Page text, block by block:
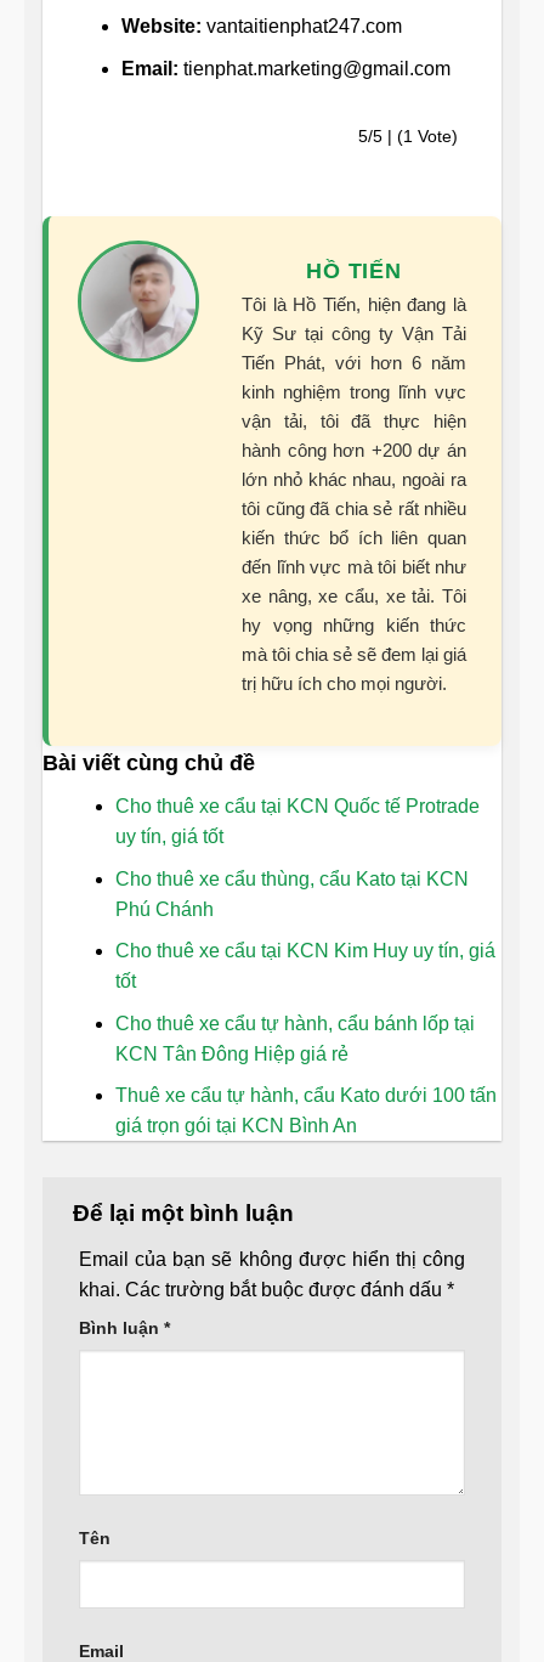
Website: vantaitienphat247.com
Email: tienphat.marketing@gmail.com
5/5 | (1 Vote)
HỒ TIẾN
Tôi là Hồ Tiến, hiện đang là
Kỹ Sư tại công ty Vận Tải
Tiến Phát, với hơn 6 năm
kinh nghiệm trong lĩnh vực
vận tải, tôi đã thực hiện
hành công hơn +200 dự án
lớn nhỏ khác nhau, ngoài ra
tôi cũng đã chia sẻ rất nhiều
kiến thức bổ ích liên quan
đến lĩnh vực mà tôi biết như
xe nâng, xe cẩu, xe tải. Tôi
hy vọng những kiến thức
mà tôi chia sẻ sẽ đem lại giá
trị hữu ích cho mọi người.
Bài viết cùng chủ đề
Cho thuê xe cẩu tại KCN Quốc tế Protrade
uy tín, giá tốt
Cho thuê xe cẩu thùng, cẩu Kato tại KCN
Phú Chánh
Cho thuê xe cẩu tại KCN Kim Huy uy tín, giá
tốt
Cho thuê xe cẩu tự hành, cẩu bánh lốp tại
KCN Tân Đông Hiệp giá rẻ
Thuê xe cẩu tự hành, cẩu Kato dưới 100 tấn
giá trọn gói tại KCN Bình An
Để lại một bình luận
Email của bạn sẽ không được hiển thị công
khai. Các trường bắt buộc được đánh dấu *
Bình luận *
Tên
Email